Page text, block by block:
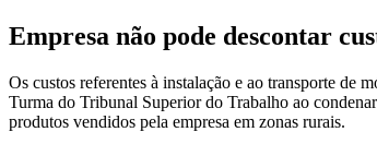
Empresa não pode descontar
Os custos referentes à instalação e ao transporte de
Turma do Tribunal Superior do Trabalho ao
produtos vendidos pela empresa em zonas rurais.